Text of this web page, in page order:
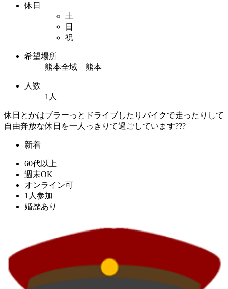
休日
土
日
祝
希望場所
熊本全域 熊本
人数
1人
休日とかはブラーっとドライブしたりバイクで走ったりして
自由奔放な休日を一人っきりて過ごしています???
新着
60代以上
週末OK
オンライン可
1人参加
婚歴あり